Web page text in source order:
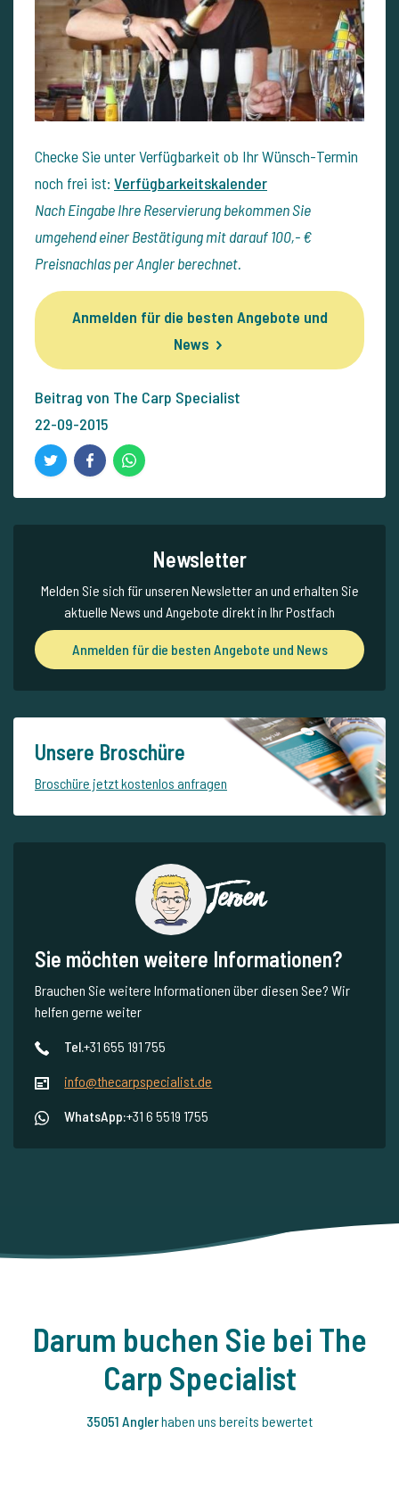
Checke Sie unter Verfügbarkeit ob Ihr Wünsch-Termin
noch frei ist: Verfügbarkeitskalender
Nach Eingabe Ihre Reservierung bekommen Sie
umgehend einer Bestätigung mit darauf 100,- €
Preisnachlas per Angler berechnet.
Anmelden für die besten Angebote und
News
Beitrag von The Carp Specialist
22-09-2015
Newsletter
Melden Sie sich für unseren Newsletter an und erhalten Sie
aktuelle News und Angebote direkt in Ihr Postfach
Anmelden für die besten Angebote und News
Unsere Broschüre
Broschüre jetzt kostenlos anfragen
Jeroen
Sie möchten weitere Informationen?
Brauchen Sie weitere Informationen über diesen See? Wir
helfen gerne weiter
Tel.+31 655 191 755
info@thecarpspecialist.de
WhatsApp:+31 6 5519 1755
Darum buchen Sie bei The
Carp Specialist
35051 Anglerhaben uns bereits bewertet